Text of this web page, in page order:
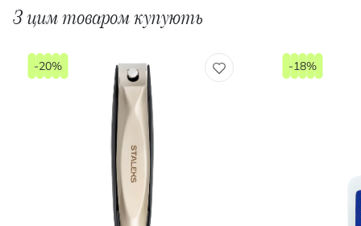
З цим товаром купують
-20% -18%